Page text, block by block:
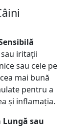
iritații
sau cele pe
mai bună
pentru a
și inflamația.
Lungă sau